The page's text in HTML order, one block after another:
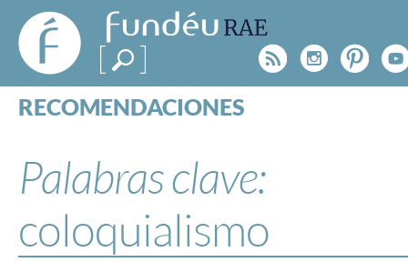
FundéuRAE
- Fundación
del Español
Urgente
Rss
RECOMENDACIONES
ESPECIALES
BLOG
NOTICIAS
Palabras clave:
coloquialismo